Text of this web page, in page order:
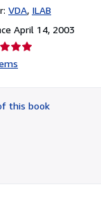
VDA ILAB
April 14, 2003
this book